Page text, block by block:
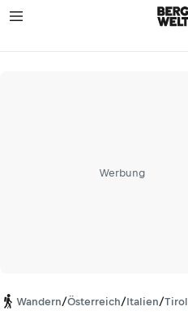
Werbung
Wandern/Österreich/Italien/Tirol